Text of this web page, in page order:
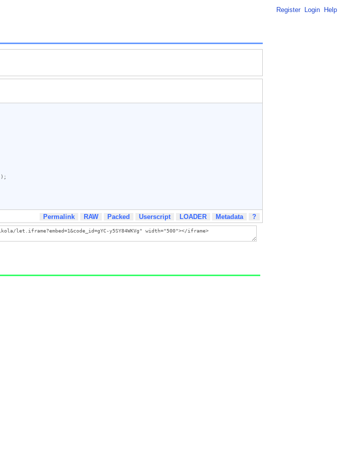
Register Login Help
Permalink RAW Packed Userscript LOADER Metadata ?